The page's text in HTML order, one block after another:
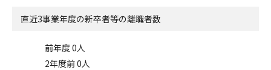
直近3事業年度の新卒者等の離職者数
前年度 0人
2年度前 0人